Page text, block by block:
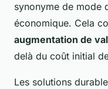
synonyme de mode
économique. Cela
augmentation de
delà du coût initial
Les solutions